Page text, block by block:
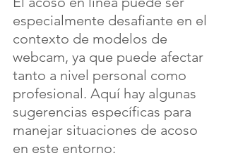
especialmente desafiante en el
contexto de modelos de
webcam, ya que puede afectar
tanto a nivel personal como
profesional. Aquí hay algunas
sugerencias específicas para
manejar situaciones de acoso
en este entorno: